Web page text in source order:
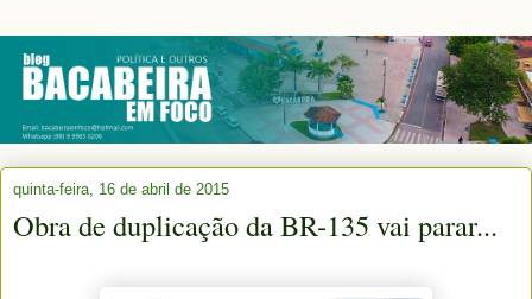
quinta-feira, 16 de abril de 2015
Obra de duplicação da BR-135 vai parar...